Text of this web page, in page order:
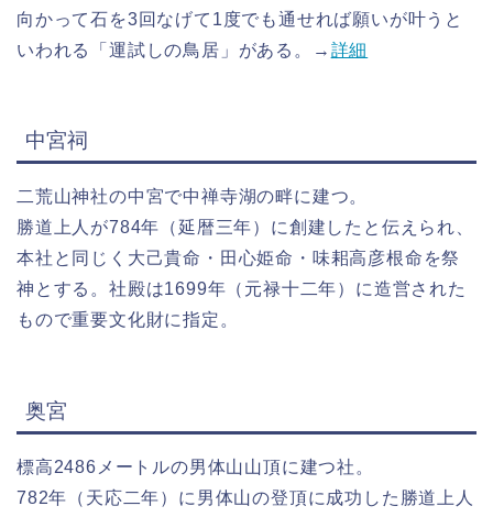
向かって石を3回なげて1度でも通せれば願いが叶うと
いわれる「運試しの鳥居」がある。→ 詳細
中宮祠
二荒山神社の中宮で中禅寺湖の畔に建つ。
勝道上人が784年（延暦三年）に創建したと伝えられ、
本社と同じく大己貴命・田心姫命・味耜高彦根命を祭
神とする。社殿は1699年（元禄十二年）に造営された
もので重要文化財に指定。
奥宮
標高2486メートルの男体山山頂に建つ社。
782年（天応二年）に男体山の登頂に成功した勝道上人